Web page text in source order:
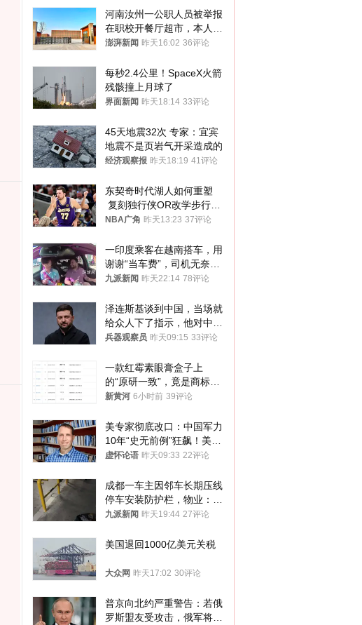
河南汝州一公职人员被举报
在职校开餐厅超市，本人回
应称“是给别人帮忙”
澎湃新闻 昨天16:02 36评论
每秒2.4公里！SpaceX火箭
残骸撞上月球了
界面新闻 昨天18:14 33评论
45天地震32次 专家：宜宾
地震不是页岩气开采造成的
经济观察报 昨天18:19 41评论
东契奇时代湖人如何重塑
复刻独行侠OR改学步行
者？
NBA广角 昨天13:23 37评论
一印度乘客在越南搭车，用
谢谢“当车费”，司机无奈发
笑；印度网友：不代表印度
九派新闻 昨天22:14 78评论
泽连斯基谈到中国，当场就
给众人下了指示，他对中国
和中乌关系，显然又有了新
兵器观察员 昨天09:15 33评论
一款红霉素眼膏盒子上
的“原研一致”，竟是商标！
律师：极易误导消费者；网
新黄河 6小时前 39评论
美专家彻底改口：中国军力
10年“史无前例”狂飙！美军
真慌了
虚怀论语 昨天09:33 22评论
成都一车主因邻车长期压线
停车安装防护栏，物业：不
建议装护栏，也会影响自身
九派新闻 昨天19:44 27评论
美国退回1000亿美元关税
大众网 昨天17:02 30评论
普京向北约严重警告：若俄
罗斯盟友受攻击，俄军将动